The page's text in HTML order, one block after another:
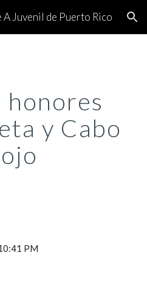
Skip to navigation
Juvenil de Puerto Rico
honores
y Cabo
PM